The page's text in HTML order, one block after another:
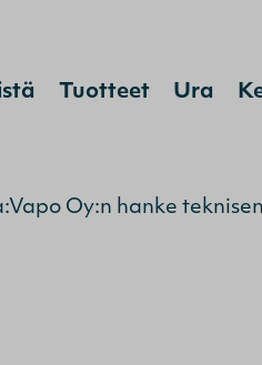
Tuotteet Ura
Oy:n hanke